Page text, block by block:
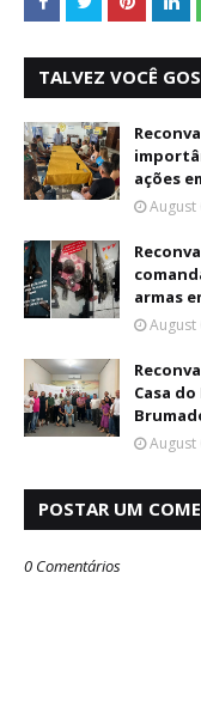
TALVEZ VOCÊ
ações
August
armas
August
Casa
August
POSTAR UM
0 Comentários